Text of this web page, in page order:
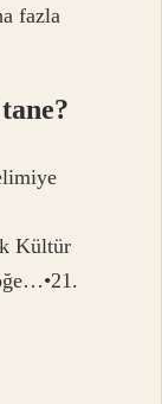
fazla
Kültür